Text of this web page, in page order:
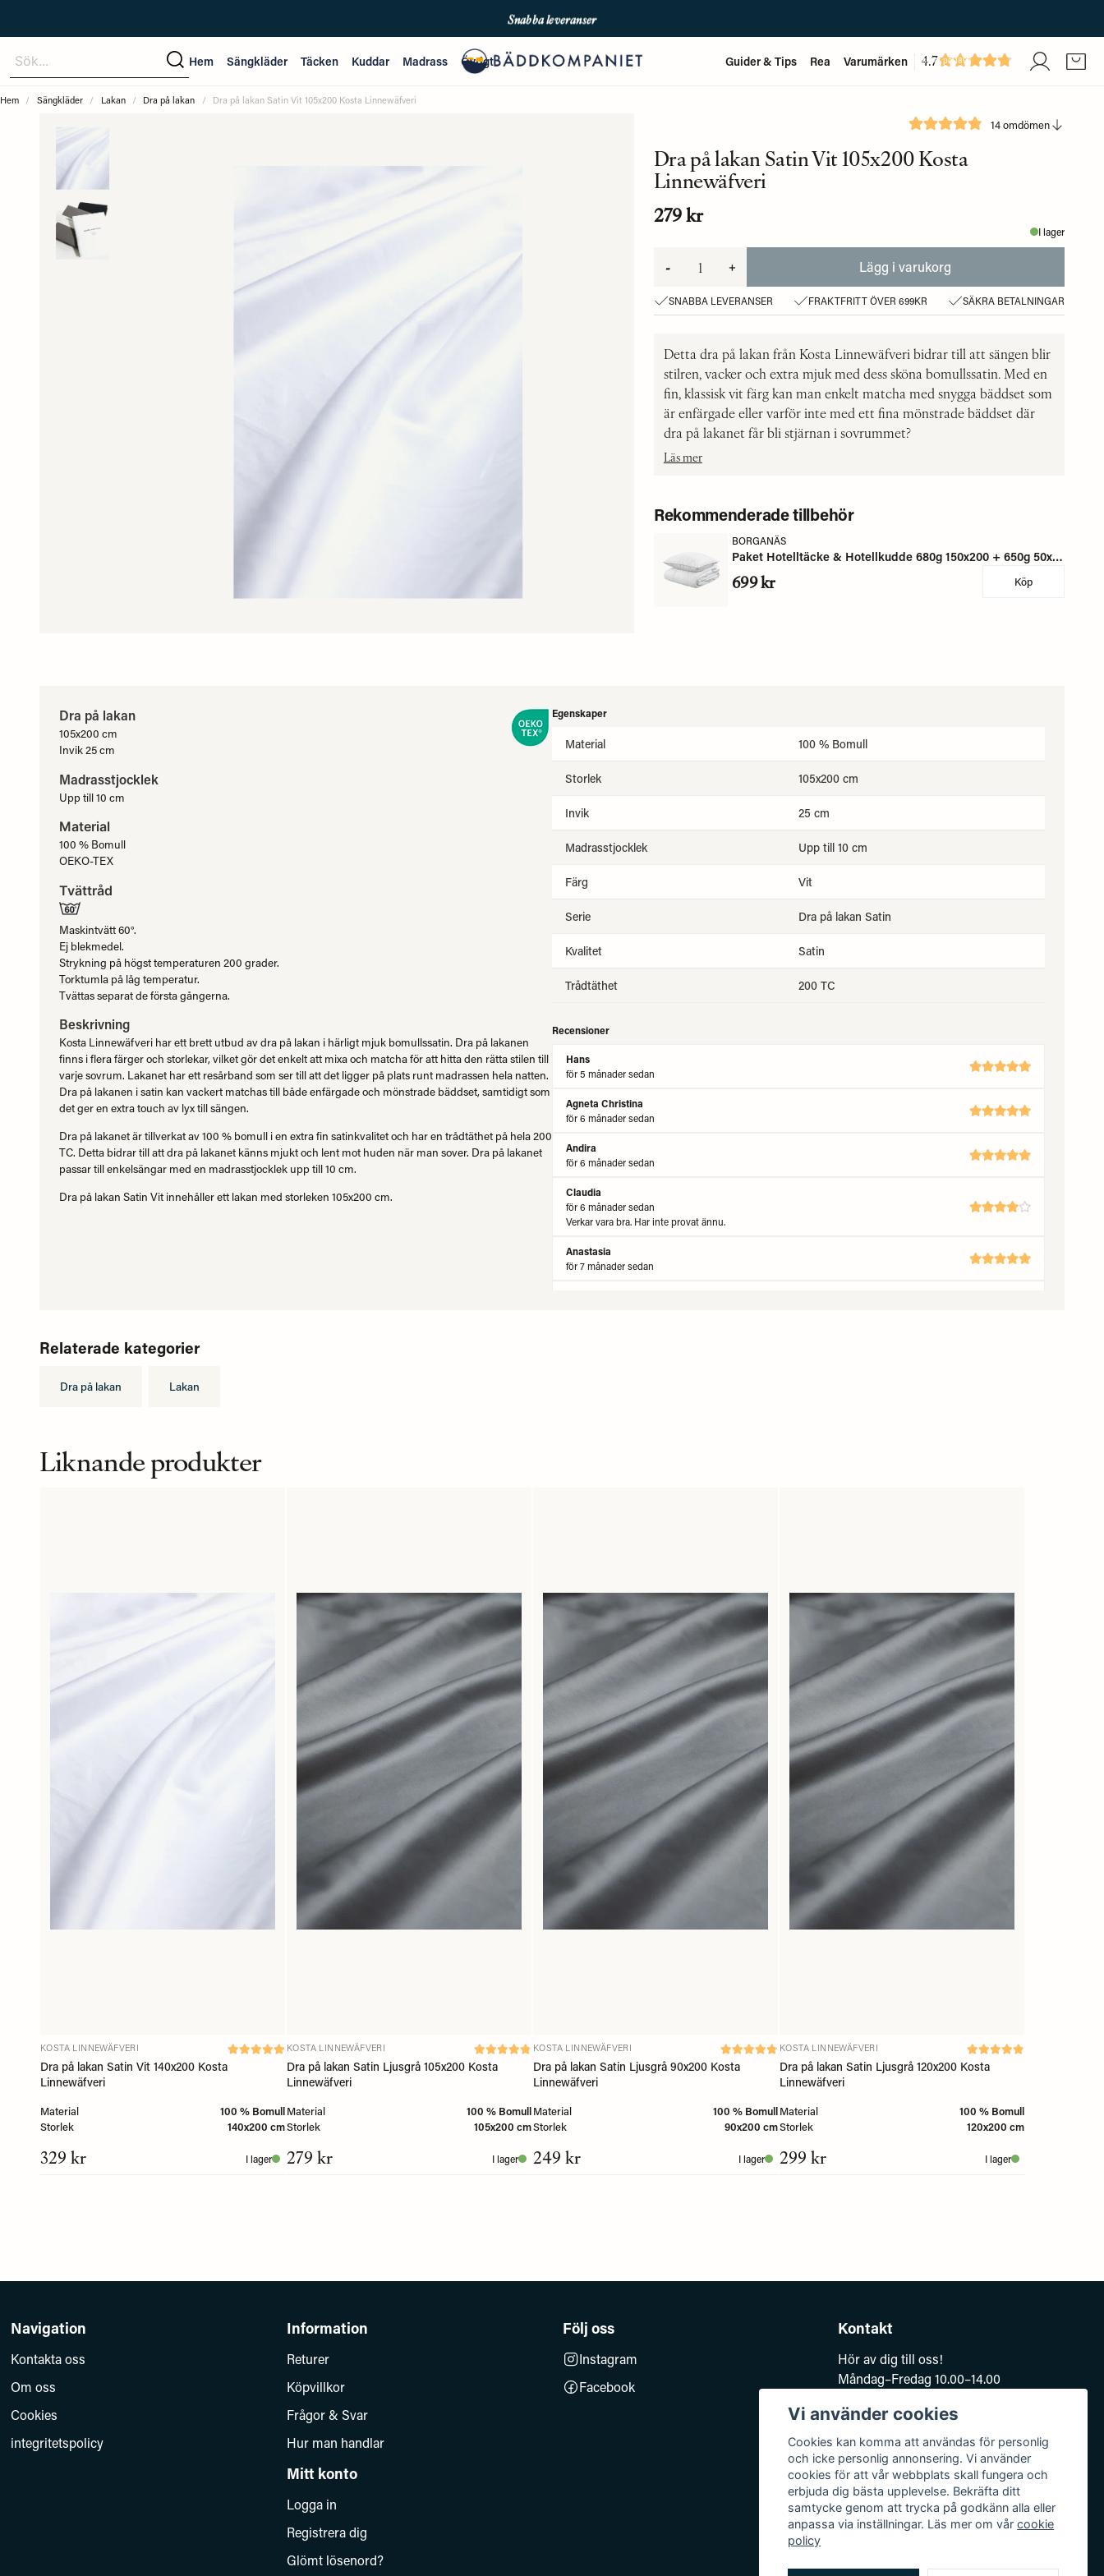
Snabba leveranser
Fri frakt över 699kr
Sök... Hem Sängkläder Täcken Kuddar Madrass Övrigt Guider & Tips Rea Varumärken 4.7
Baserat på1893
Hem Sängkläder Lakan Dra på lakan Dra på lakan Satin Vit 105x200 Kosta Linnewäfveri
14 omdömen
Dra på lakan Satin Vit 105x200 Kosta
Linnewäfveri
279 kr
I lager
- + Lägg i varukorg
SNABBA LEVERANSER FRAKTFRITT ÖVER 699KR SÄKRA BETALNINGAR
Detta dra på lakan från Kosta Linnewäfveri bidrar till att sängen blir
stilren, vacker och extra mjuk med dess sköna bomullssatin. Med en
fin, klassisk vit färg kan man enkelt matcha med snygga bäddset som
är enfärgade eller varför inte med ett fina mönstrade bäddset där
dra på lakanet får bli stjärnan i sovrummet?
Läs mer
Rekommenderade tillbehör
BORGANÄS
Paket Hotelltäcke & Hotellkudde 680g 150x200 + 650g 50x60 Borganäs of Sweden
699 kr Köp
Dra på lakan
105x200 cm
Invik 25 cm
Madrasstjocklek
Upp till 10 cm
Material
100 % Bomull
OEKO-TEX
Tvättråd
Maskintvätt 60°.
Ej blekmedel.
Strykning på högst temperaturen 200 grader.
Torktumla på låg temperatur.
Tvättas separat de första gångerna.
Beskrivning
Kosta Linnewäfveri har ett brett utbud av dra på lakan i härligt mjuk bomullssatin. Dra på lakanen
finns i flera färger och storlekar, vilket gör det enkelt att mixa och matcha för att hitta den rätta stilen till
varje sovrum. Lakanet har ett resårband som ser till att det ligger på plats runt madrassen hela natten.
Dra på lakanen i satin kan vackert matchas till både enfärgade och mönstrade bäddset, samtidigt som
det ger en extra touch av lyx till sängen.
Dra på lakanet är tillverkat av 100 % bomull i en extra fin satinkvalitet och har en trådtäthet på hela 200
TC. Detta bidrar till att dra på lakanet känns mjukt och lent mot huden när man sover. Dra på lakanet
passar till enkelsängar med en madrasstjocklek upp till 10 cm.
Dra på lakan Satin Vit innehåller ett lakan med storleken 105x200 cm.
Egenskaper
Material 100 % Bomull
Storlek 105x200 cm
Invik 25 cm
Madrasstjocklek Upp till 10 cm
Färg Vit
Serie Dra på lakan Satin
Kvalitet Satin
Trådtäthet 200 TC
Recensioner
Hans
för 5 månader sedan
Agneta Christina
för 6 månader sedan
Andira
för 6 månader sedan
Claudia
för 6 månader sedan
Verkar vara bra. Har inte provat ännu.
Anastasia
för 7 månader sedan
Relaterade kategorier
Dra på lakan Lakan
Liknande produkter
KOSTA LINNEWÄFVERI
Dra på lakan Satin Vit 140x200 Kosta
Linnewäfveri
Material
100 % Bomull
Storlek
140x200 cm
329 kr I lager
KOSTA LINNEWÄFVERI
Dra på lakan Satin Ljusgrå 105x200 Kosta
Linnewäfveri
Material
100 % Bomull
Storlek
105x200 cm
279 kr I lager
KOSTA LINNEWÄFVERI
Dra på lakan Satin Ljusgrå 90x200 Kosta
Linnewäfveri
Material
100 % Bomull
Storlek
90x200 cm
249 kr I lager
KOSTA LINNEWÄFVERI
Dra på lakan Satin Ljusgrå 120x200 Kosta
Linnewäfveri
Material
100 % Bomull
Storlek
120x200 cm
299 kr I lager
Navigation
Kontakta oss
Om oss
Cookies
integritetspolicy
Information
Returer
Köpvillkor
Frågor & Svar
Hur man handlar
Mitt konto
Logga in
Registrera dig
Glömt lösenord?
Följ oss
Instagram
Facebook
Kontakt
Hör av dig till oss!
Måndag–Fredag 10.00–14.00
kundsupport@baddkompaniet.se
Telefon:044-813 00
Org.nr 5594278177
Björkhagavägen 11
28832 Vinslöv
Vi använder cookies
Cookies kan komma att användas för personlig
och icke personlig annonsering. Vi använder
cookies för att vår webbplats skall fungera och
erbjuda dig bästa upplevelse. Bekräfta ditt
samtycke genom att trycka på godkänn alla eller
anpassa via inställningar. Läs mer om vårcookie
policy